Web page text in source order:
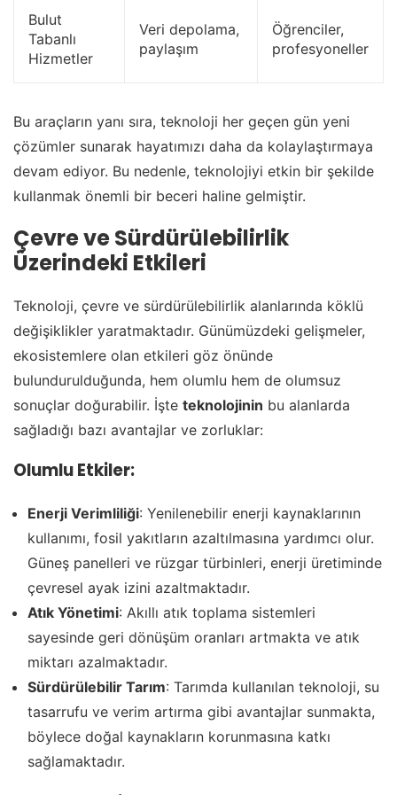
Bulut
Tabanlı
Hizmetler
Veri depolama,
paylaşım
Öğrenciler,
profesyoneller
Bu araçların yanı sıra, teknoloji her geçen gün yeni
çözümler sunarak hayatımızı daha da kolaylaştırmaya
devam ediyor. Bu nedenle, teknolojiyi etkin bir şekilde
kullanmak önemli bir beceri haline gelmiştir.
Çevre ve Sürdürülebilirlik
Üzerindeki Etkileri
Teknoloji, çevre ve sürdürülebilirlik alanlarında köklü
değişiklikler yaratmaktadır. Günümüzdeki gelişmeler,
ekosistemlere olan etkileri göz önünde
bulundurulduğunda, hem olumlu hem de olumsuz
sonuçlar doğurabilir. İşte teknolojinin bu alanlarda
sağladığı bazı avantajlar ve zorluklar:
Olumlu Etkiler:
Enerji Verimliliği: Yenilenebilir enerji kaynaklarının
kullanımı, fosil yakıtların azaltılmasına yardımcı olur.
Güneş panelleri ve rüzgar türbinleri, enerji üretiminde
çevresel ayak izini azaltmaktadır.
Atık Yönetimi: Akıllı atık toplama sistemleri
sayesinde geri dönüşüm oranları artmakta ve atık
miktarı azalmaktadır.
Sürdürülebilir Tarım: Tarımda kullanılan teknoloji, su
tasarrufu ve verim artırma gibi avantajlar sunmakta,
böylece doğal kaynakların korunmasına katkı
sağlamaktadır.